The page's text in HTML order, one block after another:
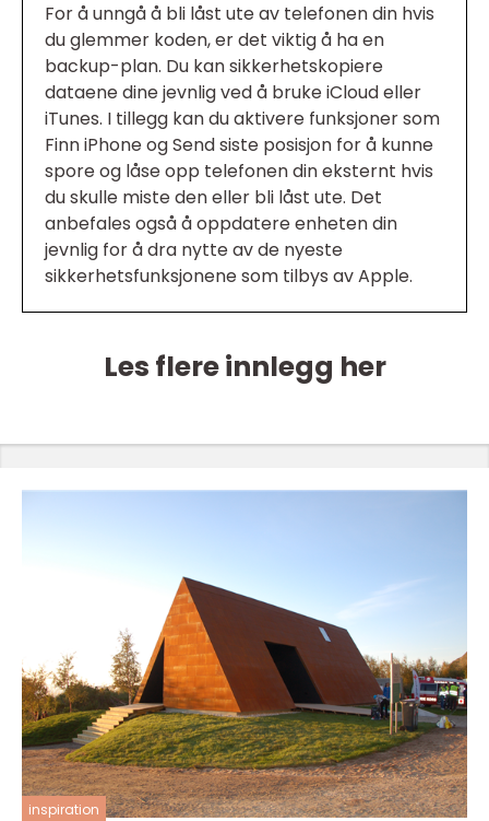
For å unngå å bli låst ute av telefonen din hvis
du glemmer koden, er det viktig å ha en
backup-plan. Du kan sikkerhetskopiere
dataene dine jevnlig ved å bruke iCloud eller
iTunes. I tillegg kan du aktivere funksjoner som
Finn iPhone og Send siste posisjon for å kunne
spore og låse opp telefonen din eksternt hvis
du skulle miste den eller bli låst ute. Det
anbefales også å oppdatere enheten din
jevnlig for å dra nytte av de nyeste
sikkerhetsfunksjonene som tilbys av Apple.
Les flere innlegg her
inspiration